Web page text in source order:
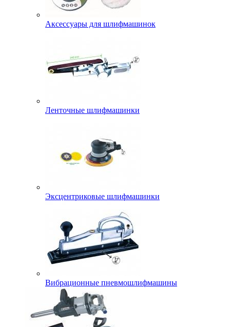
Аксессуары для шлифмашинок
Ленточные шлифмашинки
Эксцентриковые шлифмашинки
Вибрационные пневмошлифмашины